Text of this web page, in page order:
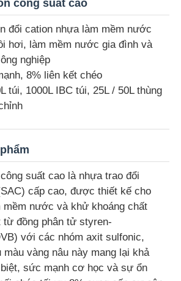
công suất cao
đổi cation nhựa làm mềm nước
hơi, làm mềm nước gia đình và
nghiệp
8% liên kết chéo
túi, 1000L IBC túi, 25L / 50L thùng
suất cao là nhựa trao đổi
cấp cao, được thiết kế cho
mềm nước và khử khoáng chất
từ đồng phân tử styren-
với các nhóm axit sulfonic,
vàng nâu này mang lại khả
sức mạnh cơ học và sự ổn